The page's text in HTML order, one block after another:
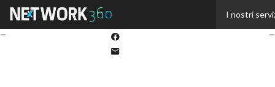
I nostri